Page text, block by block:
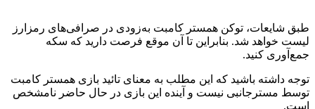
طبق شایعات، توکن همستر کامبت به‌زودی در صرافی‌های رمزارز
لیست خواهد شد. بنابراین تا آن موقع فرصت دارید که سکه
جمع‌آوری کنید.
توجه داشته باشید که این مطلب به معنای تائید بازی همستر کامبت
توسط مسترجانبی نیست و آینده این بازی در حال حاضر نامشخص
است.